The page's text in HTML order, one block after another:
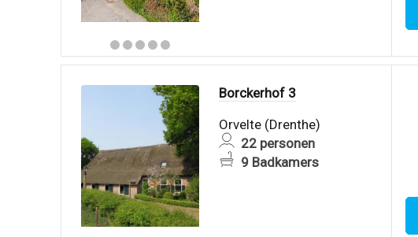
Borckerhof 3
Orvelte (Drenthe)
22 personen
9 Badkamers